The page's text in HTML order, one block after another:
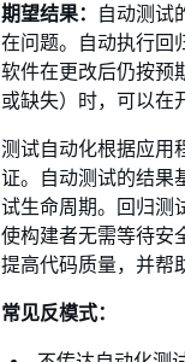
期望结果： 自动测试
在问题。自动执行回
软件在更改后仍按预
或缺失）时，可以在
测试自动化根据应用
证。自动测试的结果
试生命周期。回归测
使构建者无需等待安
提高代码质量，并帮
常见反模式：